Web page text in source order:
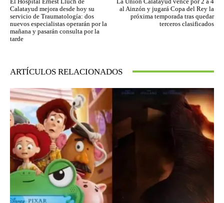
Calatayud mejora desde hoy su
servicio de Traumatología: dos
nuevos especialistas operarán por la
mañana y pasarán consulta por la
tarde
al Ainzón y jugará Copa del Rey la
próxima temporada tras quedar
terceros clasificados
ARTÍCULOS RELACIONADOS